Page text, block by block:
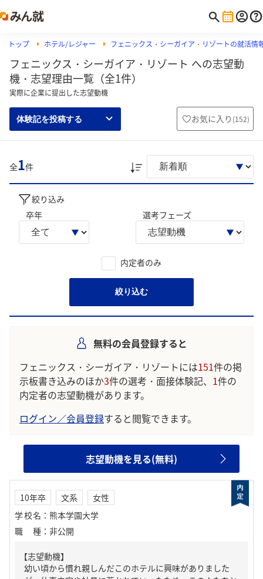
トップ ホテル/レジャー フェニックス・シーガイア・リゾートの就活情
フェニックス・シーガイア・リゾート への志望動
機・志望理由一覧（全1件）
実際に企業に提出した志望動機
体験記を投稿する お気に入り (152)
全1件
絞り込み
卒年
選考フェーズ
内定者のみ
絞り込む
無料の会員登録すると
フェニックス・シーガイア・リゾートには151件の掲
示板書き込みのほか3件の選考・面接体験記、 1件の
内定者の志望動機があります。
ログイン／会員登録すると閲覧できます。
志望動機を見る(無料)
10年卒 文系
女性
学校名 ： 熊本学園大学
職種 ： 非公開
【志望動機】
幼い頃から慣れ親しんだこのホテルに興味がありました